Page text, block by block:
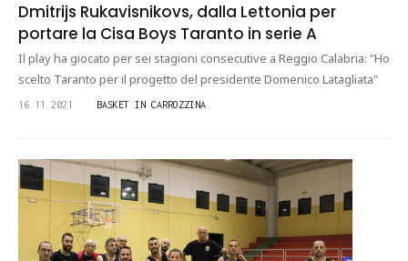
Dmitrijs Rukavisnikovs, dalla Lettonia per
portare la Cisa Boys Taranto in serie A
Il play ha giocato per sei stagioni consecutive a Reggio Calabria: "Ho
scelto Taranto per il progetto del presidente Domenico Latagliata"
16.11.2021 BASKET IN CARROZZINA